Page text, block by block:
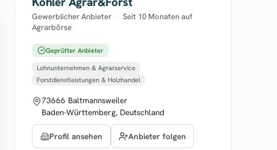
Gewerblicher Anbieter · Seit 10 Monaten auf
Agrarbörse
Geprüfter Anbieter
Lohnunternehmen & Agrarservice
Forstdienstleistungen & Holzhandel
73666 Baltmannsweiler
Baden-Württemberg, Deutschland
Profil ansehen Anbieter folgen